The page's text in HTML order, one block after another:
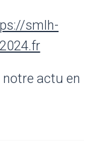
smlh-
actu en